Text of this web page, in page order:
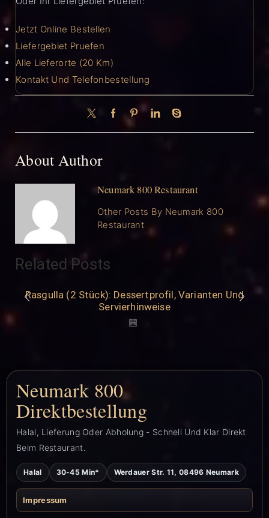
Jetzt Online Bestellen
Liefergebiet Pruefen
Alle Lieferorte (20 Km)
Kontakt Und Telefonbestellung
About Author
Neumark 800 Restaurant
Other Posts By Neumark 800
Restaurant
Related Posts
Rasgulla (2 Stück): Dessertprofil, Varianten Und
Servierhinweise
Neumark 800
Direktbestellung
Halal, Lieferung Oder Abholung - Schnell Und Klar Direkt
Beim Restaurant.
Halal 30-45 Min* Werdauer Str. 11, 08496 Neumark
Impressum